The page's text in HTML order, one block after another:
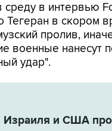
в интервью
Тегеран в скором
пролив,
военные нанесут
удар".
Израиля и США